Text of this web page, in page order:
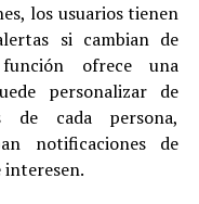
los usuarios tienen
si cambian de
ofrece una
personalizar de
de cada persona,
notificaciones de